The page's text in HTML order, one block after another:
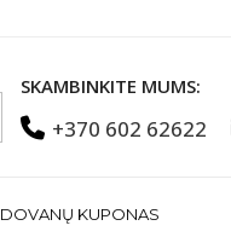
SKAMBINKITE MUMS:
+370 602 62622
DOVANŲ KUPONAS